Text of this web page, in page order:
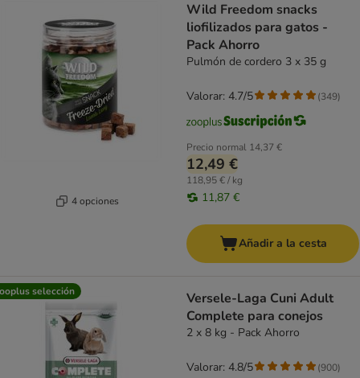
4 opciones
Wild Freedom snacks
liofilizados para gatos -
Pack Ahorro
Pulmón de cordero 3 x 35 g
Precio normal 14,37 €
12,49 €
118,95 € / kg
11,87 €
Valorar: 4.7/5 (349)
Añadir a la cesta
selección
Versele-Laga Cuni Adult
Complete para conejos
2 x 8 kg - Pack Ahorro
Valorar: 4.8/5 (900)